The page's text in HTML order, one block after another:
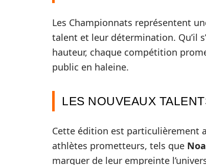
Les Championnats représentent
talent et leur détermination. Qu’il
hauteur, chaque compétition
public en haleine.
LES NOUVEAUX
Cette édition est particulièrement
athlètes prometteurs, tels que
marquer de leur empreinte